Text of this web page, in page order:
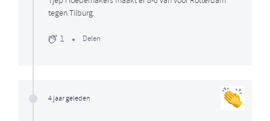
tegen Tilburg.
1 Delen
4 jaar geleden